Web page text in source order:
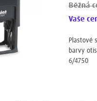
Běžná
Vaše
Plastové
barvy
6/4750